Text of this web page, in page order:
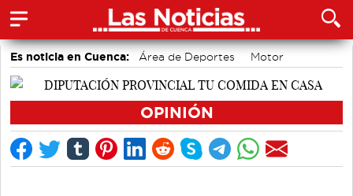
Es noticia en Cuenca: Área de Deportes
Motor
Bádminton
Auditorio de Cuenca
OPINIÓN